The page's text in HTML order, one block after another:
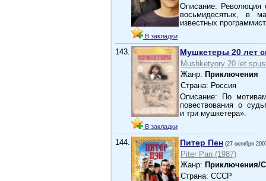
В закладки
Описание: Революция
восьмидесятых, в
известных
143.
В закладки
Мушкетеры 20 лет
Mushketyory 20 let
Жанр: Приключения
Страна: Россия
Описание: По
повествования о
и три мушкетера».
144. Питер Пен (27 октября
Piter Pan (1987)
Жанр: Приключения/
Страна: СССР